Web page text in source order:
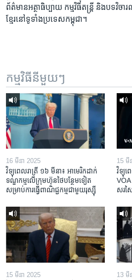
ព័ត៌មាន​អត្ថាធិប្បាយ​ កម្ម​វិធី​តន្ត្រី ​និង​បទ​វិច
ខ្មែរ​នៅ​ទូទាំង​ប្រទេស​កម្ពុជា។
កម្មវិធី​នីមួយៗ
16 មីនា 2025
វិទ្យុពេលរាត្រី ១៦ មីនា៖ អាមេរិក​ដាក់​
ទណ្ឌកម្ម​លើ​ក្រុមហ៊ុន​ថៃ​បន្ថែម​ទៀត​
សម្រាប់​ការ​ធ្វើ​ពាណិជ្ជកម្ម​ជាមួយ​រុស្ស៊ី
15 មី
វិទ្យុ
VOA
សរស
15 មីនា 2025 13 មី